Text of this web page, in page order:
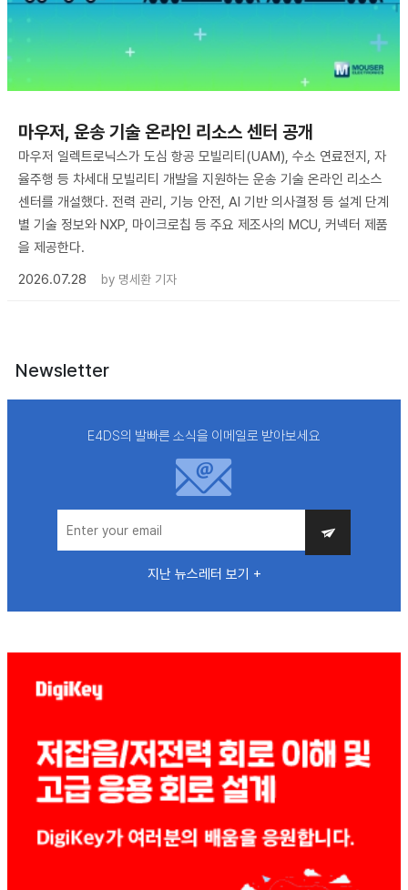
마우저, 운송 기술 온라인 리소스 센터 공개
마우저 일렉트로닉스가 도심 항공 모빌리티(UAM), 수소 연료전지, 자
율주행 등 차세대 모빌리티 개발을 지원하는 운송 기술 온라인 리소스
센터를 개설했다. 전력 관리, 기능 안전, AI 기반 의사결정 등 설계 단계
별 기술 정보와 NXP, 마이크로칩 등 주요 제조사의 MCU, 커넥터 제품
을 제공한다.
2026.07.28
by 명세환 기자
Newsletter
E4DS의 발빠른 소식을 이메일로 받아보세요
지난 뉴스레터 보기 +